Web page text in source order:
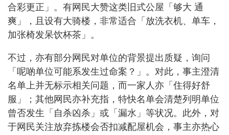
合彩更正」。有网民大赞这类旧式公屋「够大 通
爽」，且设有大骑楼，非常适合「放洗衣机、单车，
加张椅发呆饮杯茶」。
不过，亦有部分网民对单位的背景提出质疑，询问
「呢啲单位可能系发生过命案？」。对此，事主澄清
名单上并无标示相关问题，而一家人亦「住得好舒
服」；其他网民亦补充指，特快名单会清楚列明单位
曾否发生「自杀凶杀」或「漏水」等状况。此外，对
于网民关注放弃拣楼会否扣减配屋机会，事主亦热心